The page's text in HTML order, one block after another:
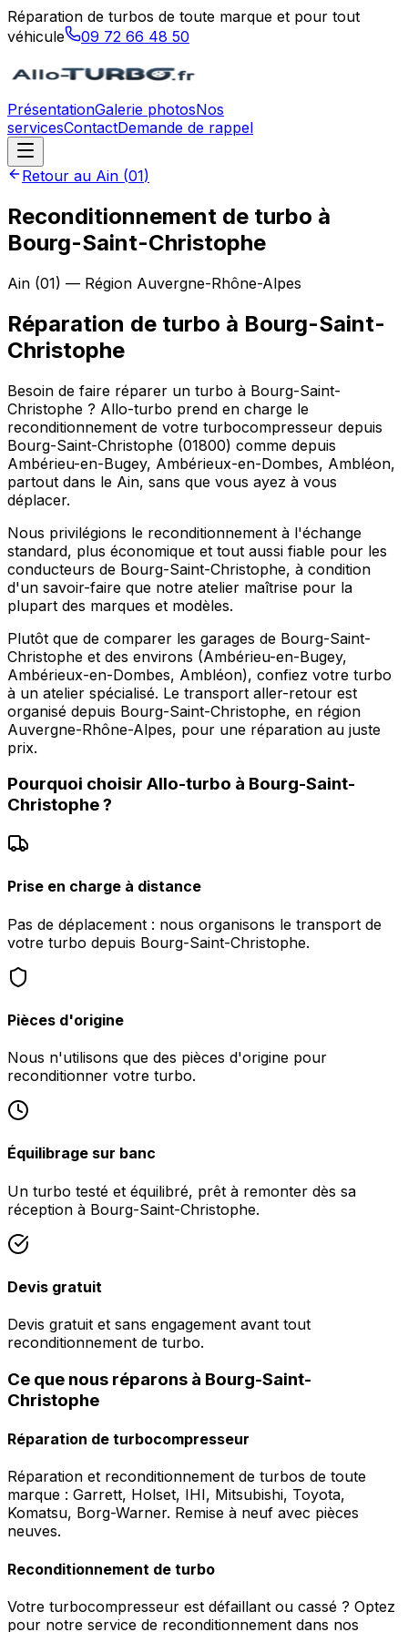
Réparation de turbos de toute marque et pour tout
véhicule
09 72 66 48 50
PrésentationGalerie photosNos
servicesContactDemande de rappel
Retour au Ain (01)
Reconditionnement de turbo à
Bourg-Saint-Christophe
Ain (01) — Région Auvergne-Rhône-Alpes
Réparation de turbo à Bourg-Saint-
Christophe
Besoin de faire réparer un turbo à Bourg-Saint-
Christophe ? Allo-turbo prend en charge le
reconditionnement de votre turbocompresseur depuis
Bourg-Saint-Christophe (01800) comme depuis
Ambérieu-en-Bugey, Ambérieux-en-Dombes, Ambléon,
partout dans le Ain, sans que vous ayez à vous
déplacer.
Nous privilégions le reconditionnement à l'échange
standard, plus économique et tout aussi fiable pour les
conducteurs de Bourg-Saint-Christophe, à condition
d'un savoir-faire que notre atelier maîtrise pour la
plupart des marques et modèles.
Plutôt que de comparer les garages de Bourg-Saint-
Christophe et des environs (Ambérieu-en-Bugey,
Ambérieux-en-Dombes, Ambléon), confiez votre turbo
à un atelier spécialisé. Le transport aller-retour est
organisé depuis Bourg-Saint-Christophe, en région
Auvergne-Rhône-Alpes, pour une réparation au juste
prix.
Pourquoi choisir Allo-turbo à Bourg-Saint-
Christophe?
Prise en charge à distance
Pas de déplacement : nous organisons le transport de
votre turbo depuis Bourg-Saint-Christophe.
Pièces d'origine
Nous n'utilisons que des pièces d'origine pour
reconditionner votre turbo.
Équilibrage sur banc
Un turbo testé et équilibré, prêt à remonter dès sa
réception à Bourg-Saint-Christophe.
Devis gratuit
Devis gratuit et sans engagement avant tout
reconditionnement de turbo.
Ce que nous réparons à Bourg-Saint-
Christophe
Réparation de turbocompresseur
Réparation et reconditionnement de turbos de toute
marque : Garrett, Holset, IHI, Mitsubishi, Toyota,
Komatsu, Borg-Warner. Remise à neuf avec pièces
neuves.
Reconditionnement de turbo
Votre turbocompresseur est défaillant ou cassé ? Optez
pour notre service de reconditionnement dans nos